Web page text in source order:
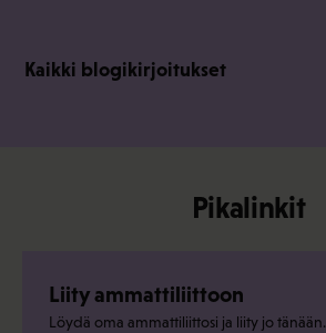
Kaikki blogikirjoitukset
Pikalinkit
Liity ammattiliittoon
Löydä oma ammattiliittosi ja liity jo tänään.